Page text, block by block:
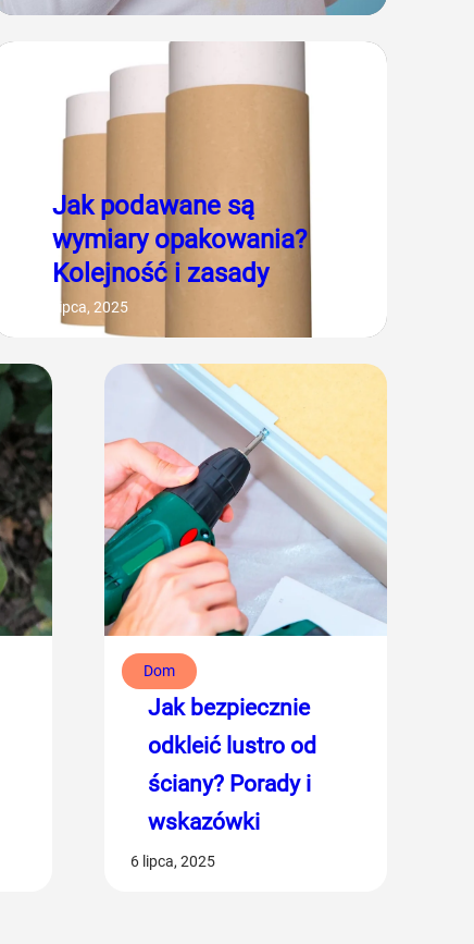
Jak podawane są
wymiary opakowania?
Kolejność i zasady
18 lipca, 2025
Dom
Jak bezpiecznie
odkleić lustro od
ściany? Porady i
wskazówki
6 lipca, 2025